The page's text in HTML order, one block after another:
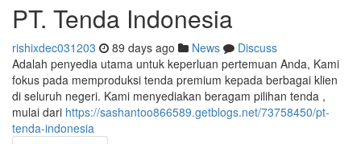
PT. Tenda Indonesia
rishixdec031203 89 days ago News
Discuss
Adalah penyedia utama untuk keperluan pertemuan Anda, Kami
fokus pada memproduksi tenda premium kepada berbagai klien
di seluruh negeri. Kami menyediakan beragam pilihan tenda ,
mulai dari https://sashantoo866589.getblogs.net/73758450/pt-
tenda-indonesia